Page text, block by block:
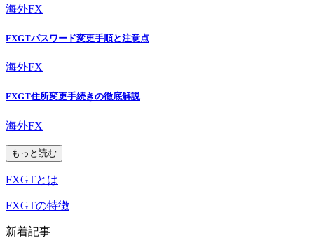
海外FX
FXGTパスワード変更手順と注意点
海外FX
FXGT住所変更手続きの徹底解説
海外FX
もっと読む
FXGTとは
FXGTの特徴
新着記事